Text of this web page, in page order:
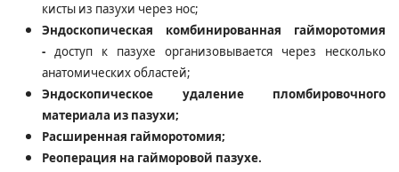
кисты из пазухи через нос;
Эндоскопическая комбинированная гайморотомия
- доступ к пазухе организовывается через несколько
анатомических областей;
Эндоскопическое удаление пломбировочного
материала из пазухи;
Расширенная гайморотомия;
Реоперация на гайморовой пазухе.